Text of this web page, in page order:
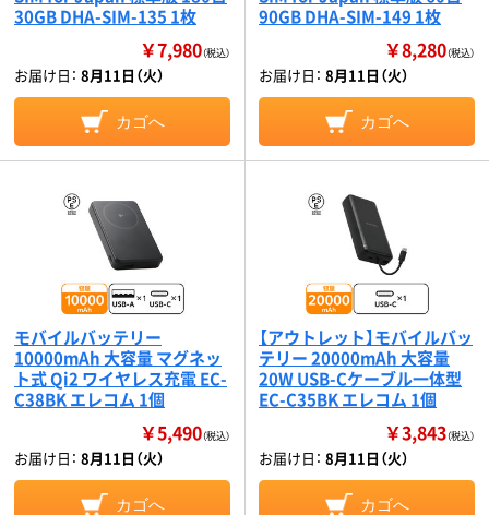
30GB DHA-SIM-135 1枚
￥7,980（税込）
お届け日： 8月11日（火）
カゴへ
90GB DHA-SIM-149 1枚
￥8,280（税込）
お届け日： 8月11日（火）
カゴへ
モバイルバッテリー
10000mAh 大容量 マグネッ
ト式 Qi2 ワイヤレス充電 EC-
C38BK エレコム 1個
￥5,490（税込）
お届け日： 8月11日（火）
カゴへ
【アウトレット】モバイルバッ
テリー 20000mAh 大容量
20W USB-Cケーブル一体型
EC-C35BK エレコム 1個
￥3,843（税込）
お届け日： 8月11日（火）
カゴへ